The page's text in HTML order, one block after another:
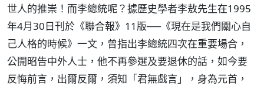
世人的推崇！而李總統呢？據歷史學者李敖先生在1995
年4月30日刊於《聯合報》11版──《現在是我們關心自
己人格的時候》一文，曾指出李總統四次在重要場合，
公開昭告中外人士，他不再參選及要退休的話，如今要
反悔前言，出爾反爾，須知「君無戲言」，身為元首，